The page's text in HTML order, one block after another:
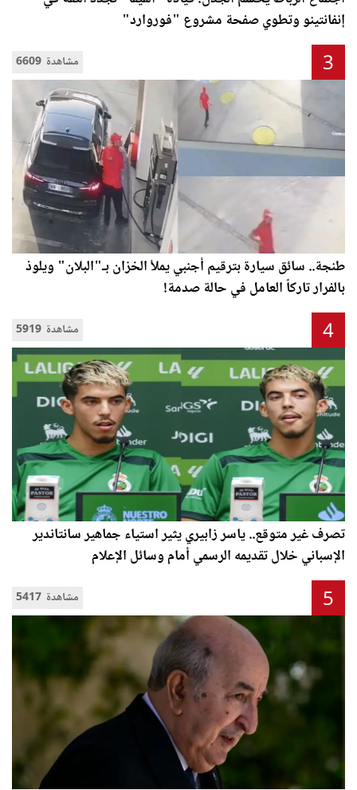
إنفانتينو وتطوي صفحة مشروع "فوروارد"
6609 مشاهدة 3
طنجة.. سائق سيارة بترقيم أجنبي يملأ الخزان بـ"البلان" ويلوذ
بالفرار تاركاً العامل في حالة صدمة!
5919 مشاهدة 4
تصرف غير متوقع.. ياسر زابيري يثير استياء جماهير سانتاندير
الإسباني خلال تقديمه الرسمي أمام وسائل الإعلام
5417 مشاهدة 5